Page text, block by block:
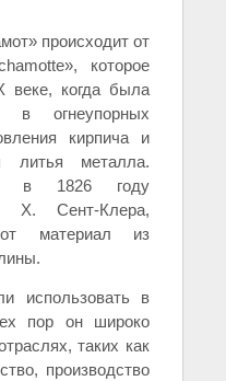
происходит от
которое
веке, когда была
в огнеупорных
кирпича и
металла.
в 1826 году
Х. Сент-Клера,
материал из
использовать в
пор он широко
таких как
производство